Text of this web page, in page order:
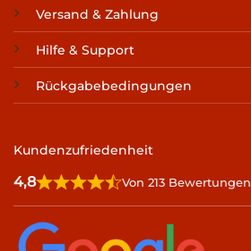
Versand & Zahlung
Hilfe & Support
Rückgabebedingungen
Kundenzufriedenheit
4,8 Von 213 Bewertungen